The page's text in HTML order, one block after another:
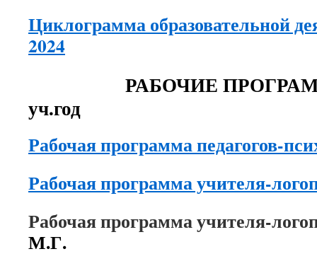
Циклограмма образовательной
2024
РАБОЧИЕ ПРОГРАММЫ
уч.год
Рабочая программа педагогов-
Рабочая программа учителя-
Рабочая программа учителя-
М.Г.